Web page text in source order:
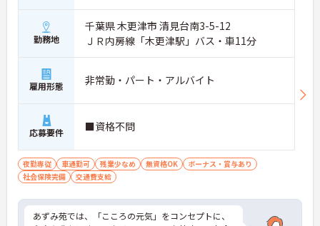
勤務地
千葉県 木更津市 清見台南3-5-12
ＪＲ内房線「木更津駅」バス・車11分
雇用形態 非常勤・パート・アルバイト
応募要件 ■資格不問
夜勤専従 車通勤可 残業少なめ 無資格OK
ボーナス・賞与あり
社会保険完備
交通費支給
あずみ苑では、「こころの元気」をコンセプトに、